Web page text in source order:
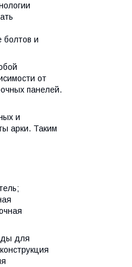
болтов и
от
панелей.
и
арки. Таким
для